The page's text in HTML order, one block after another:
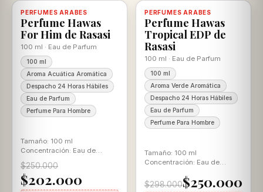
-19% 100% ORIGINAL
PERFUMES ARABES
Perfume Hawas
For Him de Rasasi
100 ml · Eau de Parfum
100 ml
Aroma Acuática Aromática
Despacho 24 Horas Hábiles
Eau de Parfum
Perfume Para Hombre
Tamaño: 100 ml
Concentración: Eau de
Parfum Aroma: Acuática
Aromática Para El
$250.000
$202.000
Disponible, con descuento -16% 100% ORIGINAL
PERFUMES ARABES
Perfume Hawas
Tropical EDP de
Rasasi
100 ml · Eau de Parfum
100 ml
Aroma Verde Aromática
Despacho 24 Horas Hábiles
Eau de Parfum
Perfume Para Hombre
Tamaño: 100 ml
Concentración: Eau de
Aromática Para El
$298.000$250.000
Disponible, con descuento